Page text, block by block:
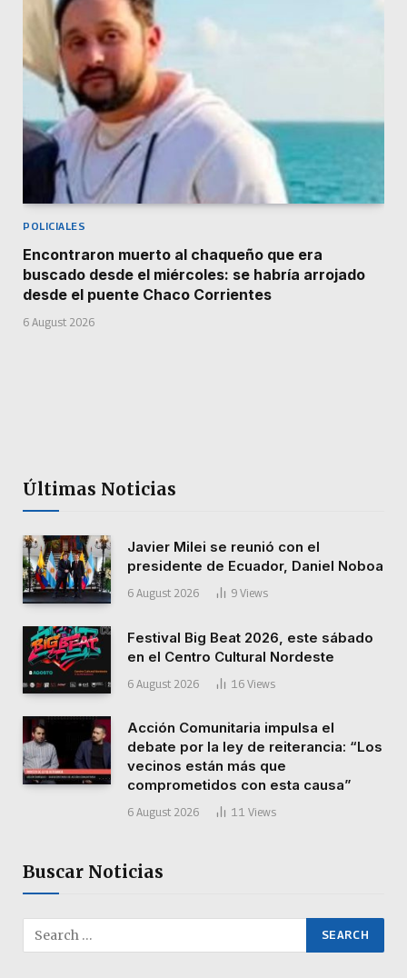
POLICIALES
Encontraron muerto al chaqueño que era
buscado desde el miércoles: se habría arrojado
desde el puente Chaco Corrientes
6 August 2026
Últimas Noticias
Javier Milei se reunió con el
presidente de Ecuador, Daniel Noboa
6 August 2026 9 Views
Festival Big Beat 2026, este sábado
en el Centro Cultural Nordeste
6 August 2026 16 Views
Acción Comunitaria impulsa el
debate por la ley de reiterancia: “Los
vecinos están más que
comprometidos con esta causa”
6 August 2026 11 Views
Buscar Noticias